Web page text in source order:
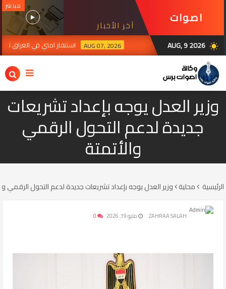
اصوات
برس
آخر الأخبار
مباشر
wb_sunny
AUG, 9 2026
AUG 07, 2026
استنفار امتي في العراق
الإيرانية في بغداد تدين استهداف سيادة العراق ومقرات الحشد وتؤكد تضامنها
وزير العدل يوجه بإعداد تشريعات
جديدة لدعم التحول الرقمي
والأتمتة
الرئيسية محلية وزير العدل يوجه بإعداد تشريعات جديدة لدعم التحول الرقمي
ZAHRAA SALAH مايو 19, 2026